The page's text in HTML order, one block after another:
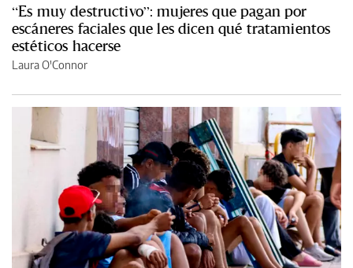
“Es muy destructivo”: mujeres que pagan por
escáneres faciales que les dicen qué tratamientos
estéticos hacerse
Laura O'Connor